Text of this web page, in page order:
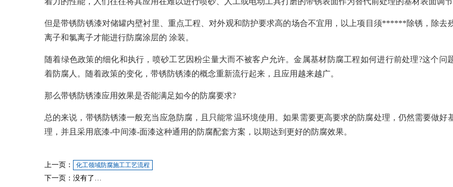
但是带锈防锈漆对储罐内壁衬里、重点工程、对外观和防护要求高的场合不宜用，以上项目须******除锈，除去
离子和氯离子才能进行防腐涂层的 涂装。
随着绿色政策的细化和执行，喷砂工艺因粉尘量大而不被客户允许。金属基材防腐工程如何进行前处理?这个问
着防腐人。随着政策的变化，带锈防锈漆的概念重新流行起来，且应用越来越广。
那么带锈防锈漆应用效果是否能满足如今的防腐要求?
总的来说，带锈防锈漆一般充当应急防腐，且只能常温环境使用。如果需要更高要求的防腐处理，仍然需要做好
理，并且采用底漆-中间漆-面漆这种通用的防腐配套方案，以期达到更好的防腐效果。
上一页： 化工领域防腐施工工艺流程
下一页：没有了…